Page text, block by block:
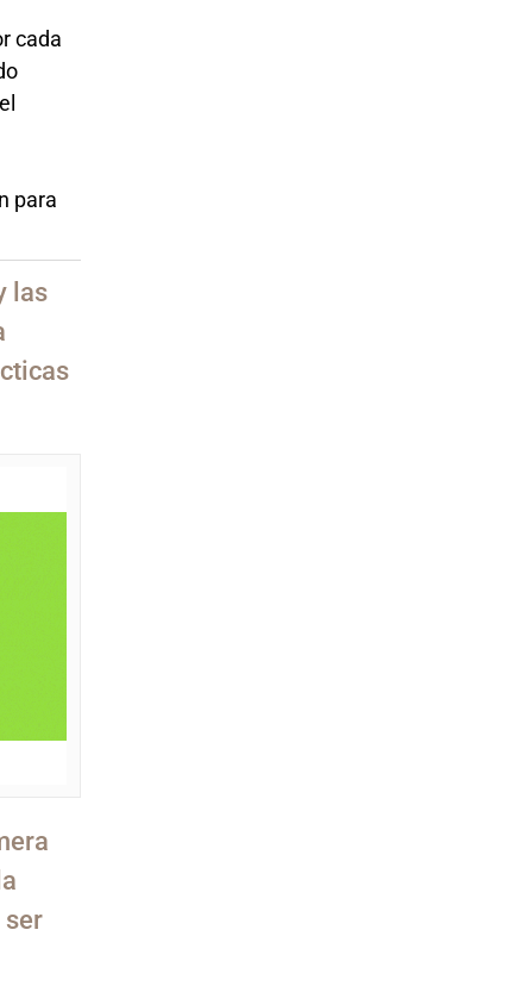
cada
para
las
ser